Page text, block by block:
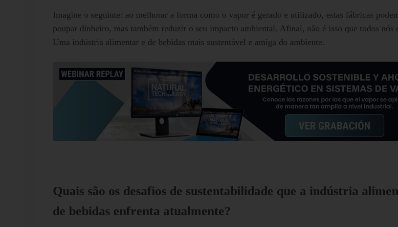
Imagine o seguinte: ao melhorar a forma como o vapor é gerado e utilizado, estas fábricas
poupar dinheiro, mas também reduzir o seu impacto ambiental. Afinal, não é isso que todos nós
Uma indústria alimentar e de bebidas mais sustentável e amiga do ambiente.
Quais são os desafios de sustentabilidade que a indústria
de bebidas enfrenta atualmente?